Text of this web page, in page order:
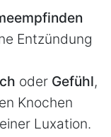
Entzündung
oder Gefühl,
Knochen
Luxation.